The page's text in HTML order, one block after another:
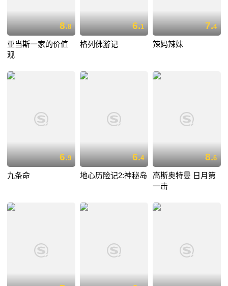
8.8
亚当斯一家的价值
观
6.1
格列佛游记
7.4
辣妈辣妹
6.9
九条命
6.4
地心历险记2:神秘岛
8.6
高斯奥特曼 日月第
一击